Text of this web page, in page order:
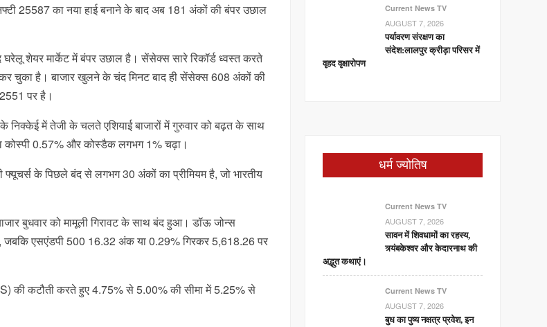
25587 का नया हाई बनाने के बाद अब 181 अंकों की बंपर उछाल
घरेलू शेयर मार्केट में बंपर उछाल है। सेंसेक्स सारे रिकॉर्ड ध्वस्त करते
चुका है। बाजार खुलने के चंद मिनट बाद ही सेंसेक्स 608 अंकों की
पर है।
के निक्केई में तेजी के चलते एशियाई बाजारों में गुरुवार को बढ़त के साथ
कोस्पी 0.57% और कोस्डैक लगभग 1% चढ़ा।
के पिछले बंद से लगभग 30 अंकों का प्रीमियम है, जो भारतीय
बुधवार को मामूली गिरावट के साथ बंद हुआ। डॉऊ जोन्स
एसएंडपी 500 16.32 अंक या 0.29% गिरकर 5,618.26 पर
की कटौती करते हुए 4.75% से 5.00% की सीमा में 5.25% से
Current News TV
AUGUST 7, 2026
पर्यावरण संरक्षण का
संदेश:लालपुर क्रीड़ा परिसर में
वृहद वृक्षारोपण
धर्म ज्योतिष
Current News TV
AUGUST 7, 2026
सावन में शिवधामों का रहस्य,
त्र्यंबकेश्वर और केदारनाथ की
अद्भुत कथाएं।
Current News TV
AUGUST 7, 2026
बुध का पुष्य नक्षत्र प्रवेश, इन